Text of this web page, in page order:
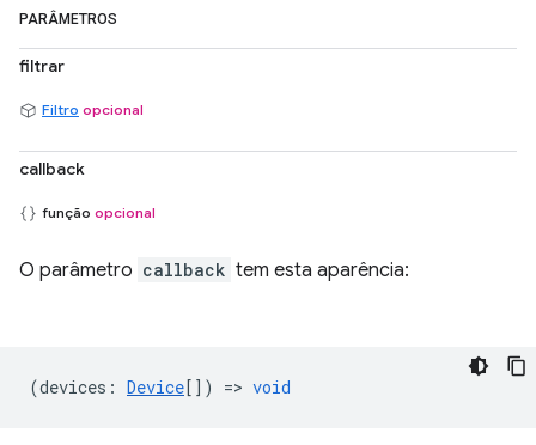
PARÂMETROS
filtrar
Filtro opcional
callback
função opcional
O parâmetro callback tem esta aparência:
(devices : Device[]) => void